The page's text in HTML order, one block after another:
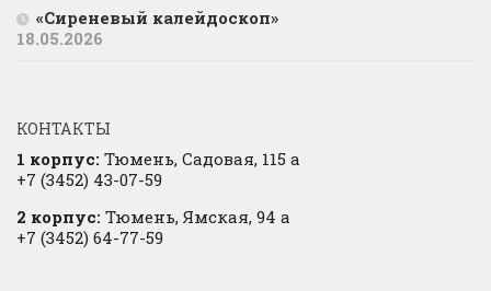
«Сиреневый калейдоскоп»
18.05.2026
КОНТАКТЫ
1 корпус: Тюмень, Садовая, 115 а
+7 (3452) 43-07-59
2 корпус: Тюмень, Ямская, 94 а
+7 (3452) 64-77-59